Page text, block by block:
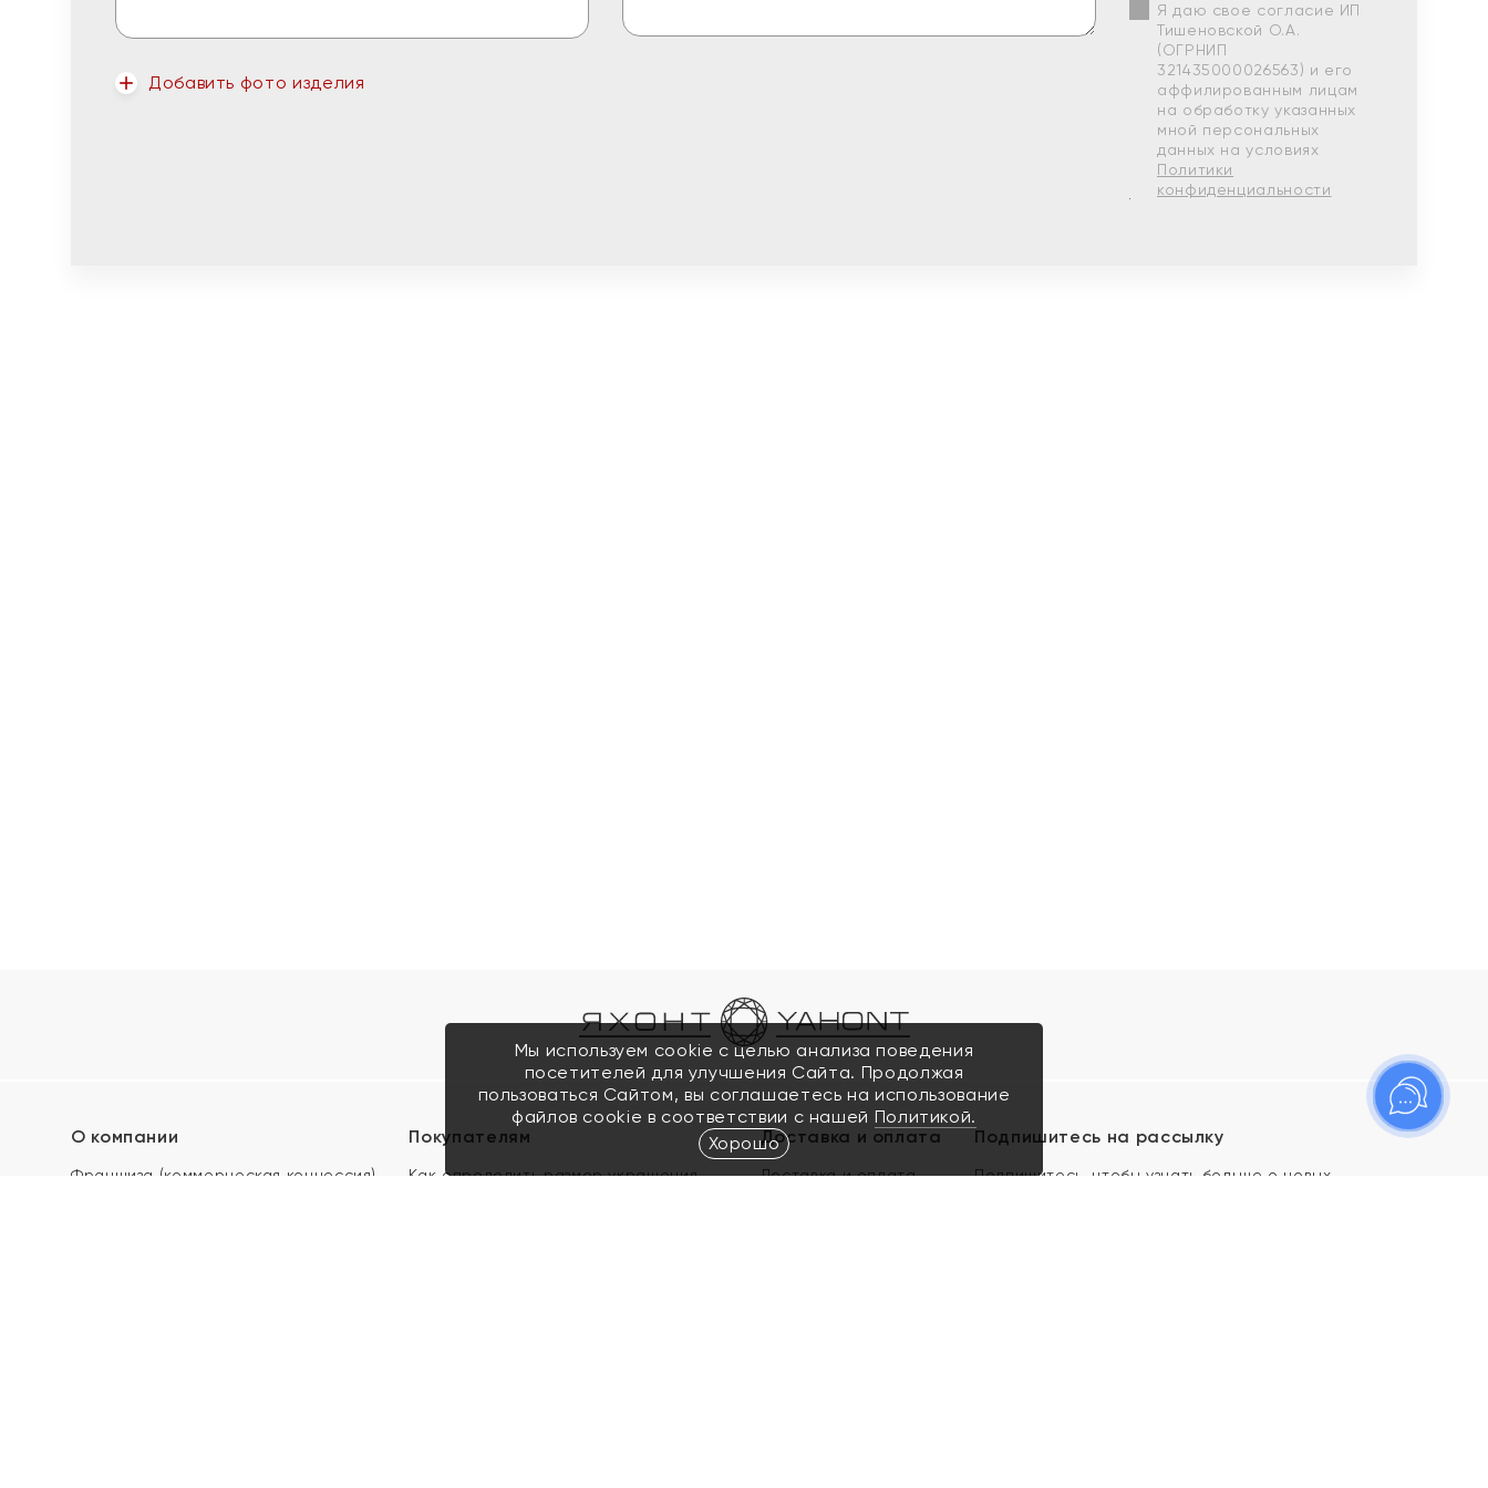
Добавить фото изделия
Я даю свое согласие ИП
Тишеновской О.А.
(ОГРНИП
321435000026563) и его
аффилированным лицам
на обработку указанных
мной персональных
данных на условиях
Политики
конфиденциальности
О компании
Франшиза (коммерческая концессия)
Покупателям
Как определить размер украшения
Доставка и оплата
Доставка и оплата
Подпишитесь на рассылку
Подпишитесь, чтобы узнать больше о новых
Мы используем cookie с целью анализа поведения
посетителей для улучшения Сайта. Продолжая
пользоваться Сайтом, вы соглашаетесь на использование
файлов cookie в соответствии с нашей Политикой.
Хорошо